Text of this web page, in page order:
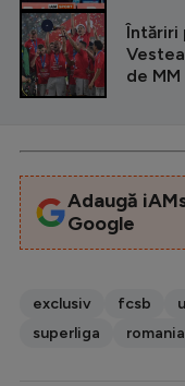
Întăriri
de
Adaugă
Google
exclusiv fcsb
superliga
romania